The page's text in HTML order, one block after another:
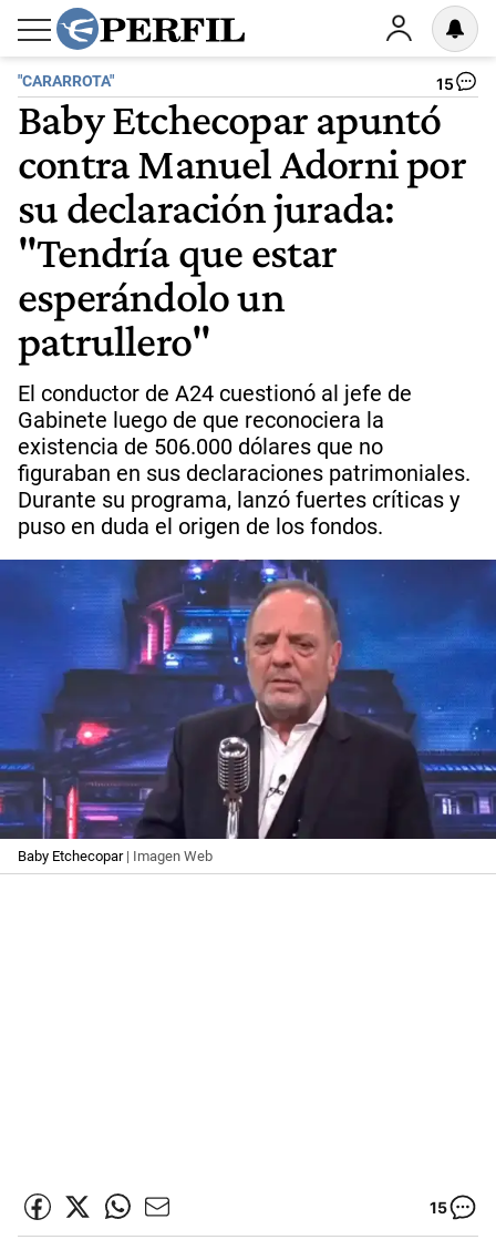
"CARARROTA" 15
Baby Etchecopar apuntó
contra Manuel Adorni por
su declaración jurada:
"Tendría que estar
esperándolo un
patrullero"
El conductor de A24 cuestionó al jefe de
Gabinete luego de que reconociera la
existencia de 506.000 dólares que no
figuraban en sus declaraciones patrimoniales.
Durante su programa, lanzó fuertes críticas y
puso en duda el origen de los fondos.
Baby Etchecopar | Imagen Web
15